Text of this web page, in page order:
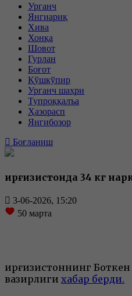
Урганч
Янгиариқ
Хива
Хонқа
Шовот
Гурлан
Боғот
Қўшкўпир
Урганч шаҳри
Тупроққалъа
Ҳазорасп
Янгибозор
Боғланиш
Қирғизистонда 34 кг
3-06-2026, 15:20
50 марта
Қирғизистоннинг
вазирлиги хабар берди.